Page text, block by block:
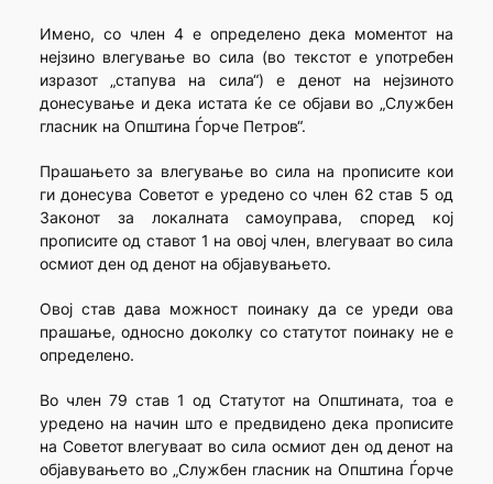
Имено, со член 4 е определено дека моментот на
нејзино влегување во сила (во текстот е употребен
изразот „стапува на сила“) е денот на нејзиното
донесување и дека истата ќе се објави во „Службен
гласник на Општина Ѓорче Петров“.
Прашањето за влегување во сила на прописите кои
ги донесува Советот е уредено со член 62 став 5 од
Законот за локалната самоуправа, според кој
прописите од ставот 1 на овој член, влегуваат во сила
осмиот ден од денот на објавувањето.
Овој став дава можност поинаку да се уреди ова
прашање, односно доколку со статутот поинаку не е
определено.
Во член 79 став 1 од Статутот на Општината, тоа е
уредено на начин што е предвидено дека прописите
на Советот влегуваат во сила осмиот ден од денот на
објавувањето во „Службен гласник на Општина Ѓорче